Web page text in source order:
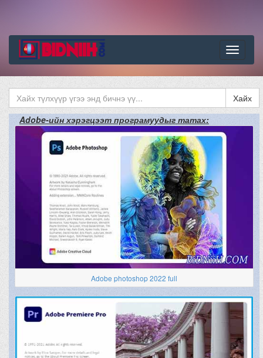
Цэс
Хайх
Adobe-ийн хэрэгцээт програмуудыг татах:
Adobe photoshop 2022 full